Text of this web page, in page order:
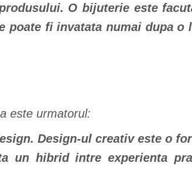
O bijuterie este
poate fi invatata numai dupa o
este urmatorul:
Design-ul creativ este o
un hibrid intre experienta